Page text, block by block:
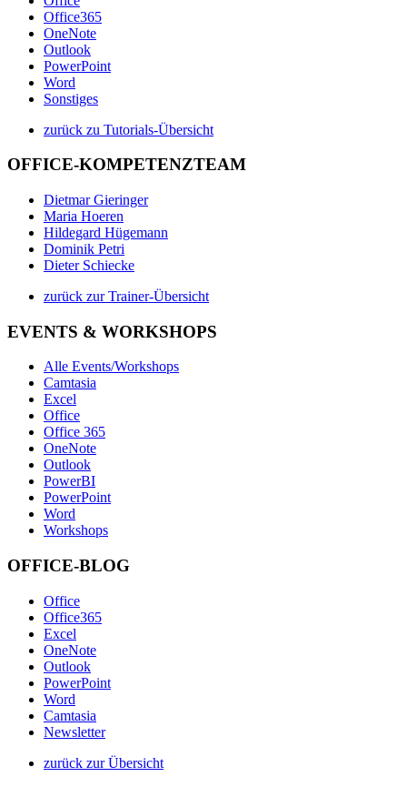
Office365
OneNote
Outlook
PowerPoint
Word
Sonstiges
zurück zu Tutorials-Übersicht
OFFICE-KOMPETENZTEAM
Dietmar Gieringer
Maria Hoeren
Hildegard Hügemann
Dominik Petri
Dieter Schiecke
zurück zur Trainer-Übersicht
EVENTS & WORKSHOPS
Alle Events/Workshops
Camtasia
Excel
Office
Office 365
OneNote
Outlook
PowerBI
PowerPoint
Word
Workshops
OFFICE-BLOG
Office
Office365
Excel
OneNote
Outlook
PowerPoint
Word
Camtasia
Newsletter
zurück zur Übersicht